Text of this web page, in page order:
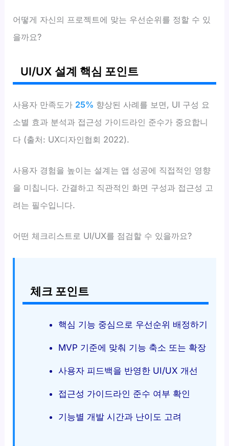
어떻게 자신의 프로젝트에 맞는 우선순위를 정할 수 있
을까요?
UI/UX 설계 핵심 포인트
사용자 만족도가 25% 향상된 사례를 보면, UI 구성 요
소별 효과 분석과 접근성 가이드라인 준수가 중요합니
다 (출처: UX디자인협회 2022).
사용자 경험을 높이는 설계는 앱 성공에 직접적인 영향
을 미칩니다. 간결하고 직관적인 화면 구성과 접근성 고
려는 필수입니다.
어떤 체크리스트로 UI/UX를 점검할 수 있을까요?
체크 포인트
핵심 기능 중심으로 우선순위 배정하기
MVP 기준에 맞춰 기능 축소 또는 확장
사용자 피드백을 반영한 UI/UX 개선
접근성 가이드라인 준수 여부 확인
기능별 개발 시간과 난이도 고려